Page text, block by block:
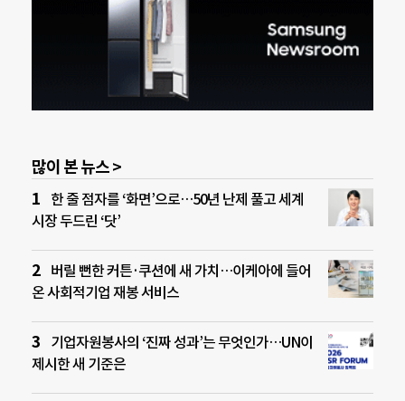
많이 본 뉴스 >
한 줄 점자를 ‘화면’으로…50년 난제 풀고 세계
시장 두드린 ‘닷’
버릴 뻔한 커튼·쿠션에 새 가치…이케아에 들어
온 사회적기업 재봉 서비스
기업자원봉사의 ‘진짜 성과’는 무엇인가…UN이
제시한 새 기준은